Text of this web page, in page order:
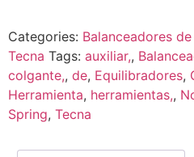
Categories: Balanceadores
Tecna Tags: auxiliar,,
colgante,, de, Equilibradores,
Herramienta, herramientas,,
Spring, Tecna